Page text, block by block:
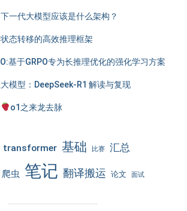
下一代大模型应该是什么架构？
状态转移的高效推理框架
基于GRPO专为长推理优化的强化学习方案
大模型：DeepSeek-R1 解读与复现
o1之来龙去脉
transformer 基础 比赛 汇总
爬虫 笔记 翻译搬运 论文 面试